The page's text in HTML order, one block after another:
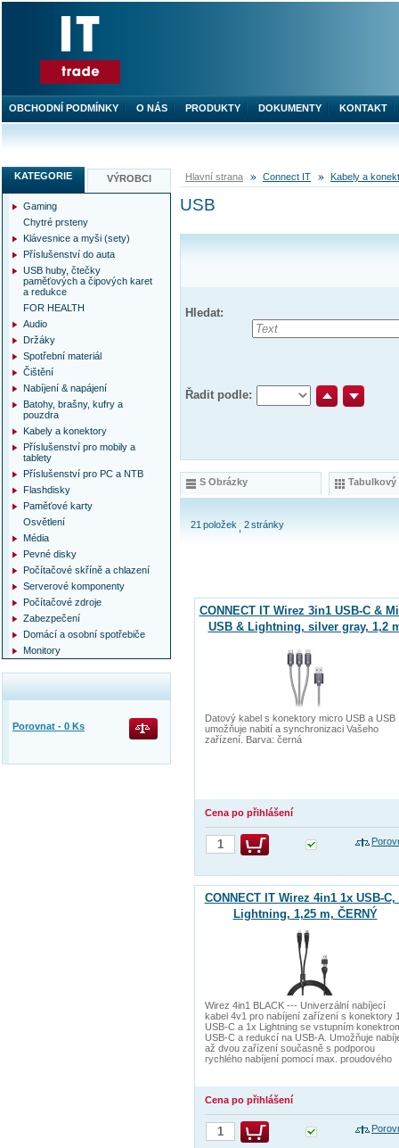
Hlavní strana Connect IT Kabely a
USB
Hledat:
Řadit podle:
S Obrázky Tabulkový
21 položek 2stránky
CONNECT IT Wirez 3in1 USB-C &
USB & Lightning, silver gray, 1,2
Datový kabel s konektory micro USB a USB
umožňuje nabití a synchronizaci Vašeho
zařízení. Barva: černá
Cena po přihlášení
CONNECT IT Wirez 4in1 1x USB-C,
Lightning, 1,25 m, ČERNÝ
Wirez 4in1 BLACK --- Univerzální nabíjecí
kabel 4v1 pro nabíjení zařízení s konektory
USB-C a 1x Lightning se vstupním
USB-C a redukcí na USB-A. Umožňuje
až dvou zařízení současně s podporou
rychlého nabíjení pomocí max. proudového
Cena po přihlášení
KATEGORIE VÝROBCI
Gaming
Chytré prsteny
Klávesnice a myši (sety)
Příslušenství do auta
USB huby, čtečky
paměťových a čipových karet
a redukce
FOR HEALTH
Audio
Držáky
Spotřební materiál
Čištění
Nabíjení & napájení
Batohy, brašny, kufry a
pouzdra
Kabely a konektory
Příslušenství pro mobily a
tablety
Příslušenství pro PC a NTB
Flashdisky
Paměťové karty
Osvětlení
Média
Pevné disky
Počítačové skříně a chlazení
Serverové komponenty
Počítačové zdroje
Zabezpečení
Domácí a osobní spotřebiče
Monitory
Porovnat - 0 Ks
OBCHODNÍ PODMÍNKY O NÁS PRODUKTY DOKUMENTY KONTAKT